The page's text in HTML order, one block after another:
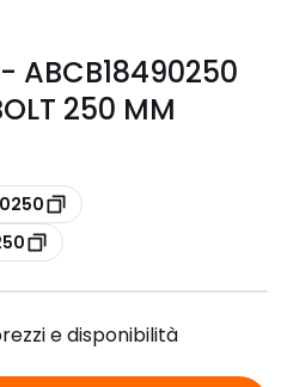
ABCB18490250
250 MM
e disponibilità